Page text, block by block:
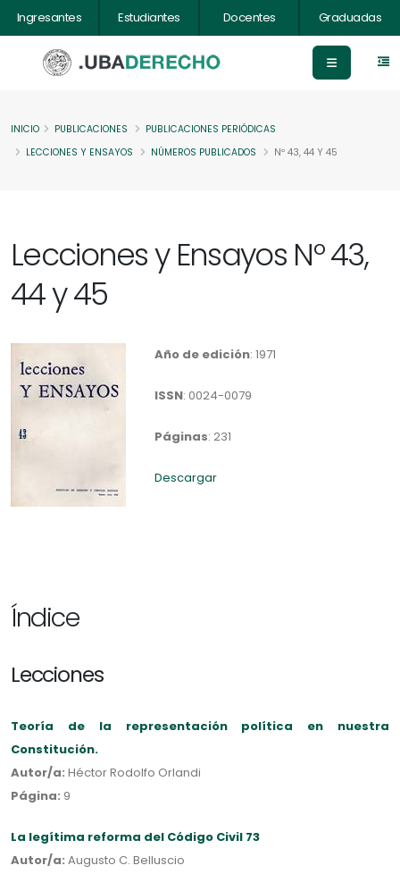
Ingresantes Estudiantes Docentes Graduadas
INICIO PUBLICACIONES
PUBLICACIONES PERIÓDICAS
LECCIONES Y ENSAYOS
NÚMEROS PUBLICADOS Nº 43, 44 Y 45
Lecciones y Ensayos Nº 43,
44 y 45
Año de edición: 1971
ISSN: 0024-0079
Páginas: 231
Descargar
Índice
Lecciones
Teoría de la representación política en nuestra
Constitución.
Autor/a: Héctor Rodolfo Orlandi
Página: 9
La legítima reforma del Código Civil 73
Autor/a: Augusto C. Belluscio